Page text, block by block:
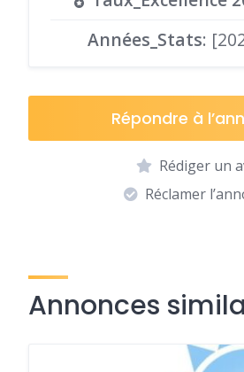
Années_Stats:
Répondre à
Rédiger un
Réclamer
Annonces